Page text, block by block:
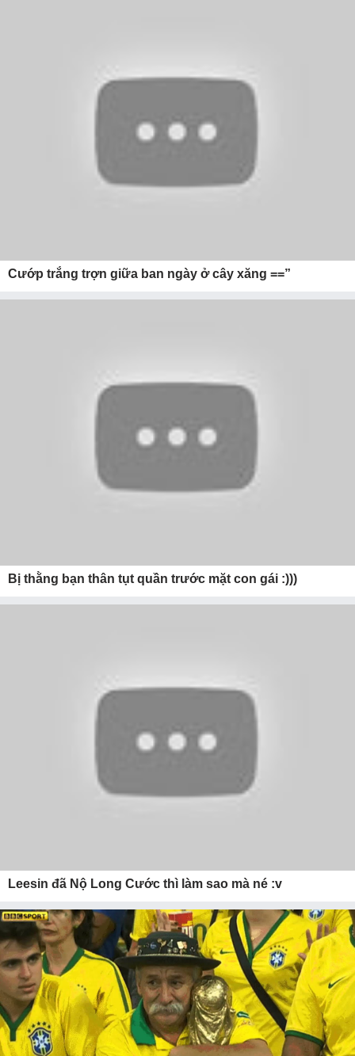
Cướp trắng trợn giữa ban ngày ở cây xăng ==”
Bị thằng bạn thân tụt quần trước mặt con gái :)))
Leesin đã Nộ Long Cước thì làm sao mà né :v